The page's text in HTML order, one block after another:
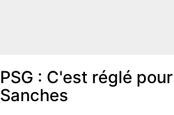
PSG : C'est réglé
Sanches